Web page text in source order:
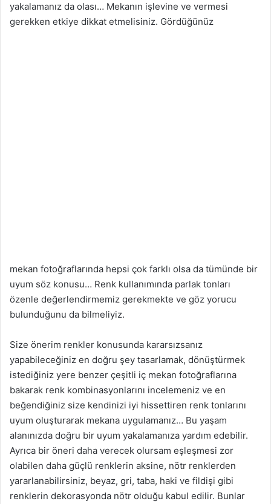
yakalamanız da olası… Mekanın işlevine ve vermesi
gerekken etkiye dikkat etmelisiniz. Gördüğünüz
mekan fotoğraflarında hepsi çok farklı olsa da tümünde bir
uyum söz konusu… Renk kullanımında parlak tonları
özenle değerlendirmemiz gerekmekte ve göz yorucu
bulunduğunu da bilmeliyiz.
Size önerim renkler konusunda kararsızsanız
yapabileceğiniz en doğru şey tasarlamak, dönüştürmek
istediğiniz yere benzer çeşitli iç mekan fotoğraflarına
bakarak renk kombinasyonlarını incelemeniz ve en
beğendiğiniz size kendinizi iyi hissettiren renk tonlarını
uyum oluşturarak mekana uygulamanız… Bu yaşam
alanınızda doğru bir uyum yakalamanıza yardım edebilir.
Ayrıca bir öneri daha verecek olursam eşleşmesi zor
olabilen daha güçlü renklerin aksine, nötr renklerden
yararlanabilirsiniz, beyaz, gri, taba, haki ve fildişi gibi
renklerin dekorasyonda nötr olduğu kabul edilir. Bunlar